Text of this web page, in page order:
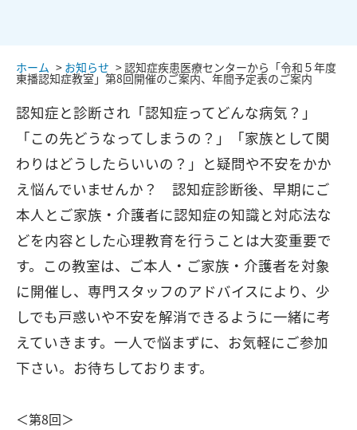
ホーム > お知らせ >認知症疾患医療センターから「令和５年度
東播認知症教室」第8回開催のご案内、年間予定表のご案内
認知症と診断され「認知症ってどんな病気？」
「この先どうなってしまうの？」「家族として関
わり はどうしたらいいの？」と疑問や不安をかか
え悩んでいませんか？ 認知症診断後、早期にご
本人とご家族・介護者に認知症の知識と対応法な
どを内容とした心理教育を行うことは大変重要で
す。この教室は、ご本人・ご家族・介護者を対象
に開催し、専門スタッフのアドバイスにより、少
しでも戸惑いや不安を解消できるように一緒に考
えていきます。一人で悩まずに、お気軽にご参加
下さい。お待ちしております。
＜第8回＞